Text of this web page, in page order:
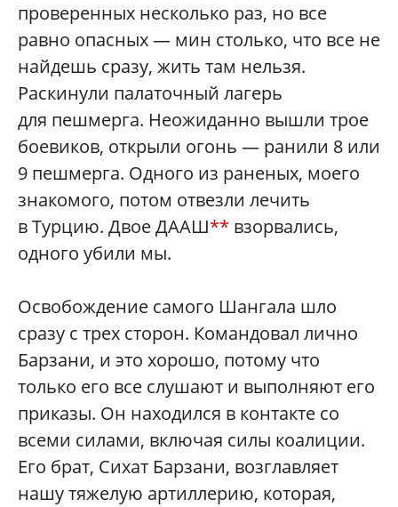
проверенных несколько раз, но все
равно опасных — мин столько, что все не
найдешь сразу, жить там нельзя.
Раскинули палаточный лагерь
для пешмерга. Неожиданно вышли трое
боевиков, открыли огонь — ранили 8 или
9 пешмерга. Одного из раненых, моего
знакомого, потом отвезли лечить
в Турцию. Двое ДААШ** взорвались,
одного убили мы.
Освобождение самого Шангала шло
сразу с трех сторон. Командовал лично
Барзани, и это хорошо, потому что
только его все слушают и выполняют его
приказы. Он находился в контакте со
всеми силами, включая силы коалиции.
Его брат, Сихат Барзани, возглавляет
нашу тяжелую артиллерию, которая,